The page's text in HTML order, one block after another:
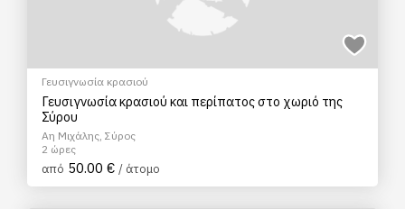
Γευσιγνωσία κρασιού
Γευσιγνωσία κρασιού και περίπατος στο χωριό της
Σύρου
Αη Μιχάλης, Σύρος
2 ώρες
από 50.00 € / άτομο